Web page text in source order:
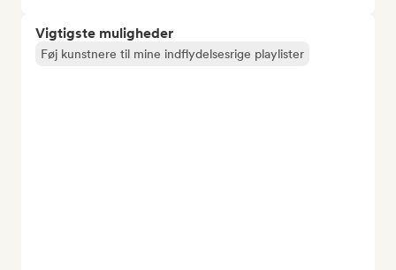
Vigtigste muligheder
Føj kunstnere til mine indflydelsesrige playlister